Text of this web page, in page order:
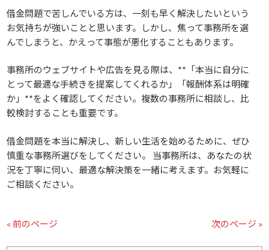
借金問題で苦しんでいる方は、一刻も早く解決したいという
お気持ちが強いことと思います。しかし、焦って事務所を選
んでしまうと、かえって事態が悪化することもあります。
事務所のウェブサイトや広告を見る際は、**「本当に自分に
とって最適な手続きを提案してくれるか」「報酬体系は明確
か」**をよく確認してください。複数の事務所に相談し、比
較検討することも重要です。
借金問題を本当に解決し、新しい生活を始めるために、ぜひ
慎重な事務所選びをしてください。 当事務所は、あなたの状
況を丁寧に伺い、最適な解決策を一緒に考えます。お気軽に
ご相談ください。
« 前のページ 次のページ »